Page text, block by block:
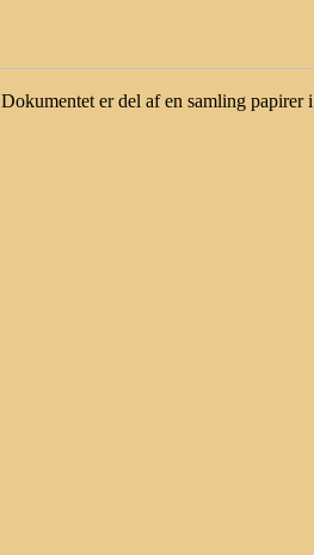
Dokumentet er del af en samling